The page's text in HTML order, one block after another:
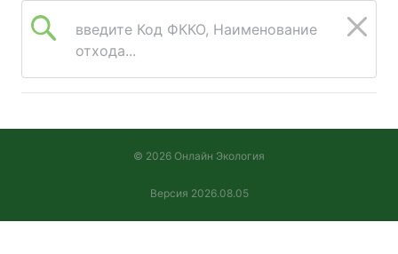
введите Код ФККО, Наименование
отхода...
© 2026 Онлайн Экология
Версия 2026.08.05